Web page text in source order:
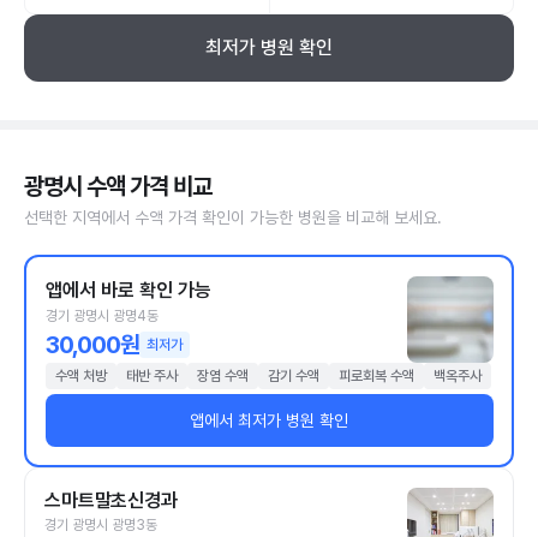
최저가 병원 확인
광명시 수액 가격 비교
선택한 지역에서 수액 가격 확인이 가능한 병원을 비교해 보세요.
앱에서 바로 확인 가능
경기 광명시 광명4동
30,000원 최저가
수액 처방
태반 주사 장염 수액 감기 수액 피로회복 수액 백옥주사
앱에서 최저가 병원 확인
스마트말초신경과
경기 광명시 광명3동